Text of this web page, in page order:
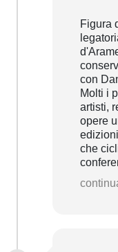
Figura
con
Molti i
artisti,
opere
che